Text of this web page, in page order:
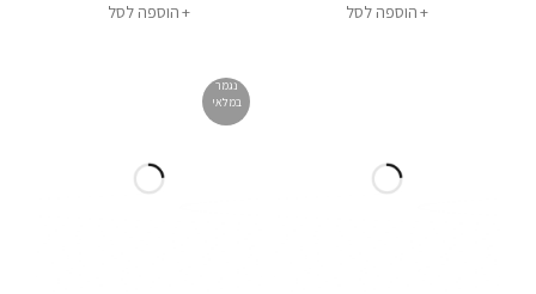
הוספה לסל הוספה לסל
נגמר
במלאי